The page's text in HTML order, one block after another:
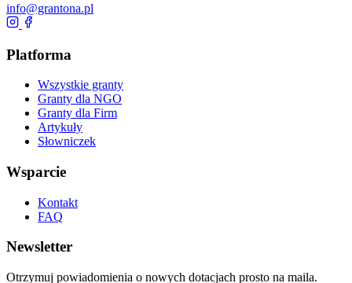
info@grantona.pl
Platforma
Wszystkie granty
Granty dla NGO
Granty dla Firm
Artykuły
Słowniczek
Wsparcie
Kontakt
FAQ
Newsletter
Otrzymuj powiadomienia o nowych dotacjach prosto na maila.